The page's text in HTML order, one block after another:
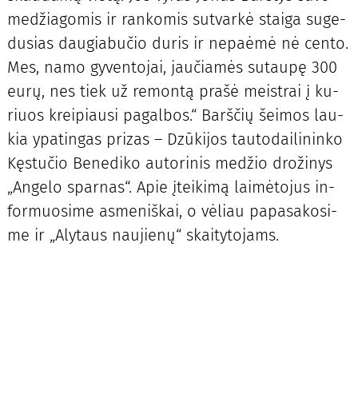
me­džia­go­mis ir ran­ko­mis su­tvar­kė stai­ga su­ge­
du­sias dau­gia­bu­čio du­ris ir ne­pa­ė­mė nė cen­to.
Mes, na­mo gy­ven­to­jai, jau­čia­mės su­tau­pę 300
eu­rų, nes tiek už re­mon­tą pra­šė meist­rai į ku­
riuos krei­piau­si pa­gal­bos.“ Barš­čių šei­mos lau­
kia ypa­tin­gas pri­zas – Dzū­ki­jos tau­to­dai­li­nin­ko
Kęs­tu­čio Be­ne­di­ko au­to­ri­nis me­džio dro­ži­nys
„An­ge­lo spar­nas“. Apie įtei­ki­mą lai­mė­to­jus in­
for­muo­si­me as­me­niš­kai, o vė­liau pap­asa­ko­si­
me ir „Aly­taus nau­jie­nų“ skai­ty­to­jams.